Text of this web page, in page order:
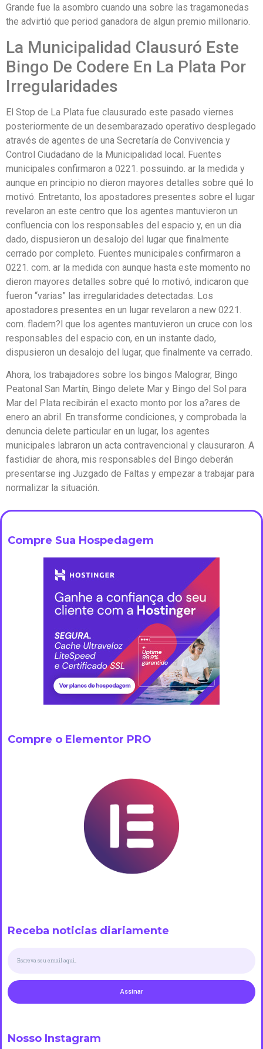
Compre Sua Hospedagem
Compre o Elementor PRO
Receba noticias diariamente
Assinar
Nosso Instagram
Grande fue la asombro cuando una sobre las tragamonedas
the advirtió que period ganadora de algun premio millonario.
La Municipalidad Clausuró Este
Bingo De Codere En La Plata Por
Irregularidades
El Stop de La Plata fue clausurado este pasado viernes
posteriormente de un desembarazado operativo desplegado
através de agentes de una Secretaría de Convivencia y
Control Ciudadano de la Municipalidad local. Fuentes
municipales confirmaron a 0221. possuindo. ar la medida y
aunque en principio no dieron mayores detalles sobre qué lo
motivó. Entretanto, los apostadores presentes sobre el lugar
revelaron an este centro que los agentes mantuvieron un
confluencia con los responsables del espacio y, en un dia
dado, dispusieron un desalojo del lugar que finalmente
cerrado por completo. Fuentes municipales confirmaron a
0221. com. ar la medida con aunque hasta este momento no
dieron mayores detalles sobre qué lo motivó, indicaron que
fueron “varias” las irregularidades detectadas. Los
apostadores presentes en un lugar revelaron a new 0221.
com. fladem?l que los agentes mantuvieron un cruce con los
responsables del espacio con, en un instante dado,
dispusieron un desalojo del lugar, que finalmente va cerrado.
Ahora, los trabajadores sobre los bingos Malograr, Bingo
Peatonal San Martín, Bingo delete Mar y Bingo del Sol para
Mar del Plata recibirán el exacto monto por los a?ares de
enero an abril. En transforme condiciones, y comprobada la
denuncia delete particular en un lugar, los agentes
municipales labraron un acta contravencional y clausuraron. A
fastidiar de ahora, mis responsables del Bingo deberán
presentarse ing Juzgado de Faltas y empezar a trabajar para
normalizar la situación.